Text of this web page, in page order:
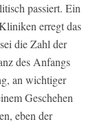
passiert. Ein
erregt das
die Zahl der
des Anfangs
an wichtiger
Geschehen
eben der